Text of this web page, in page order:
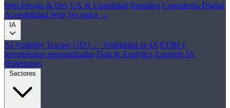
Web Design & Dev UX & Usabilidad Branding Consultoría Digital
Accesibilidad Web Ver todos →
IA
AI Visibility Tracker GEO — Visibilidad en IA ETIM y
herramientas personalizadas Data & Analytics Asistente IA
(Enterprise)
Sectores